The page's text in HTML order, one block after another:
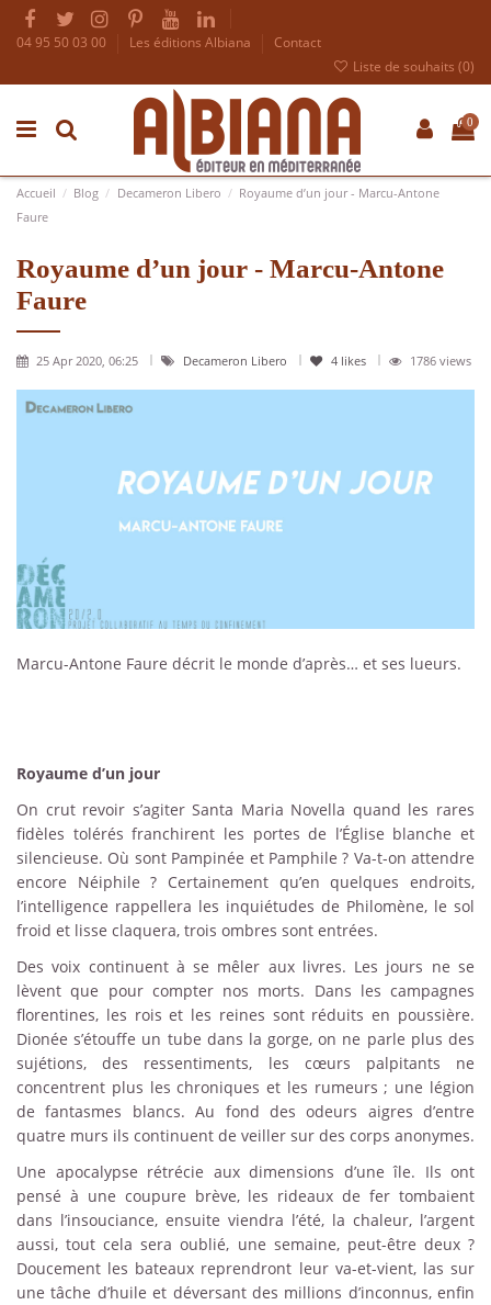
04 95 50 03 00 Les éditions Albiana
Contact
Liste de souhaits (0)
0
Accueil Blog Decameron Libero
Royaume d’un jour - Marcu-Antone
Faure
Royaume d’un jour - Marcu-Antone
Faure
25 Apr 2020, 06:25 Decameron Libero 4 likes 1786 views
Marcu-Antone Faure décrit le monde d’après… et ses lueurs.
Royaume d’un jour
On crut revoir s’agiter Santa Maria Novella quand les rares
fidèles tolérés franchirent les portes de l’Église blanche et
silencieuse. Où sont Pampinée et Pamphile ? Va-t-on attendre
encore Néiphile ? Certainement qu’en quelques endroits,
l’intelligence rappellera les inquiétudes de Philomène, le sol
froid et lisse claquera, trois ombres sont entrées.
Des voix continuent à se mêler aux livres. Les jours ne se
lèvent que pour compter nos morts. Dans les campagnes
florentines, les rois et les reines sont réduits en poussière.
Dionée s’étouffe un tube dans la gorge, on ne parle plus des
sujétions, des ressentiments, les cœurs palpitants ne
concentrent plus les chroniques et les rumeurs ; une légion
de fantasmes blancs. Au fond des odeurs aigres d’entre
quatre murs ils continuent de veiller sur des corps anonymes.
Une apocalypse rétrécie aux dimensions d’une île. Ils ont
pensé à une coupure brève, les rideaux de fer tombaient
dans l’insouciance, ensuite viendra l’été, la chaleur, l’argent
aussi, tout cela sera oublié, une semaine, peut-être deux ?
Doucement les bateaux reprendront leur va-et-vient, las sur
une tâche d’huile et déversant des millions d’inconnus, enfin